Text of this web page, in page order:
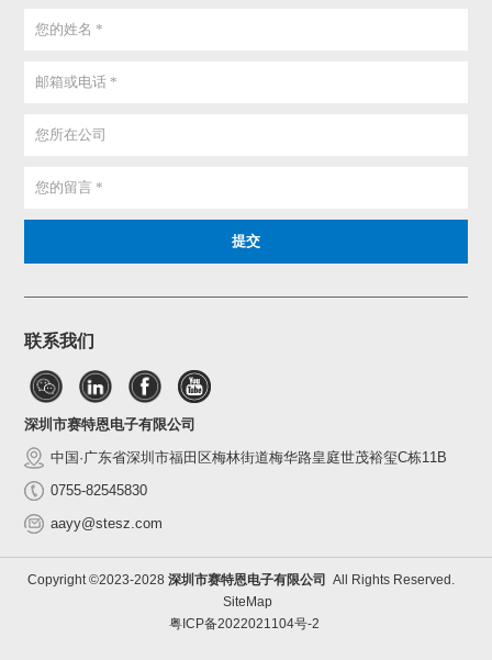
联系我们
深圳市赛特恩电子有限公司
中国·广东省深圳市福田区梅林街道梅华路皇庭世茂裕玺C栋11B
0755-82545830
aayy@stesz.com
Copyright ©2023-2028 深圳市赛特恩电子有限公司
All Rights Reserved.
SiteMap
粤ICP备2022021104号-2